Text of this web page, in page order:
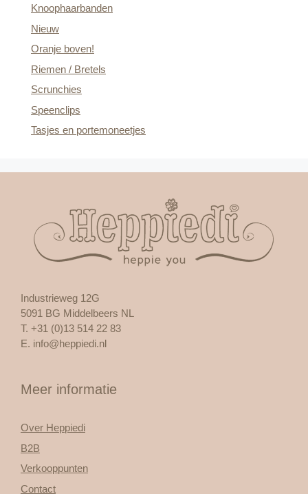
Knoophaarbanden
Nieuw
Oranje boven!
Riemen / Bretels
Scrunchies
Speenclips
Tasjes en portemoneetjes
Industrieweg 12G
5091 BG Middelbeers NL
T. +31 (0)13 514 22 83
E. info@heppiedi.nl
Meer informatie
Over Heppiedi
B2B
Verkooppunten
Contact